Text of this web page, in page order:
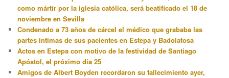
como mártir por la iglesia católica, será beatificado el 18 de
noviembre en Sevilla
Condenado a 73 años de cárcel el médico que grababa las
partes íntimas de sus pacientes en Estepa y Badolatosa
Actos en Estepa con motivo de la festividad de Santiago
Apóstol, el próximo día 25
Amigos de Albert Boyden recordaron su fallecimiento ayer,